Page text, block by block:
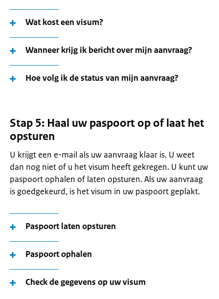
Wat kost een visum?
Wanneer krijg ik bericht over mijn aanvraag?
Hoe volg ik de status van mijn aanvraag?
Stap 5: Haal uw paspoort op of laat het
opsturen
U krijgt een e-mail als uw aanvraag klaar is. U weet
dan nog niet of u het visum heeft gekregen. U kunt uw
paspoort ophalen of laten opsturen. Als uw aanvraag
is goedgekeurd, is het visum in uw paspoort geplakt.
Paspoort laten opsturen
Paspoort ophalen
Check de gegevens op uw visum